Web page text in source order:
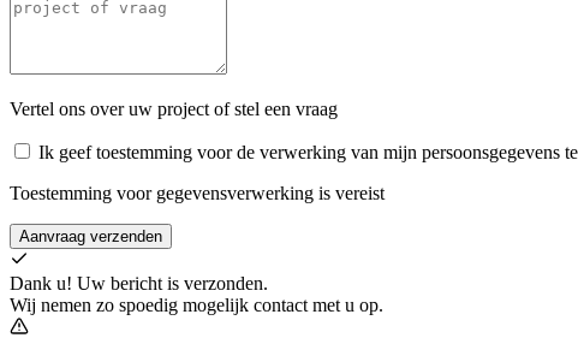
Vertel ons over uw project of stel een vraag
Ik geef toestemming voor de verwerking van mijn persoonsgegevens
Toestemming voor gegevensverwerking is vereist
Aanvraag verzenden
Dank u! Uw bericht is verzonden.
Wij nemen zo spoedig mogelijk contact met u op.